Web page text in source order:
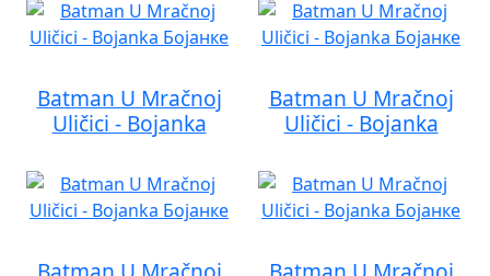
Batman U Mračnoj
Uličici - Bojanka
Batman U Mračnoj
Uličici - Bojanka